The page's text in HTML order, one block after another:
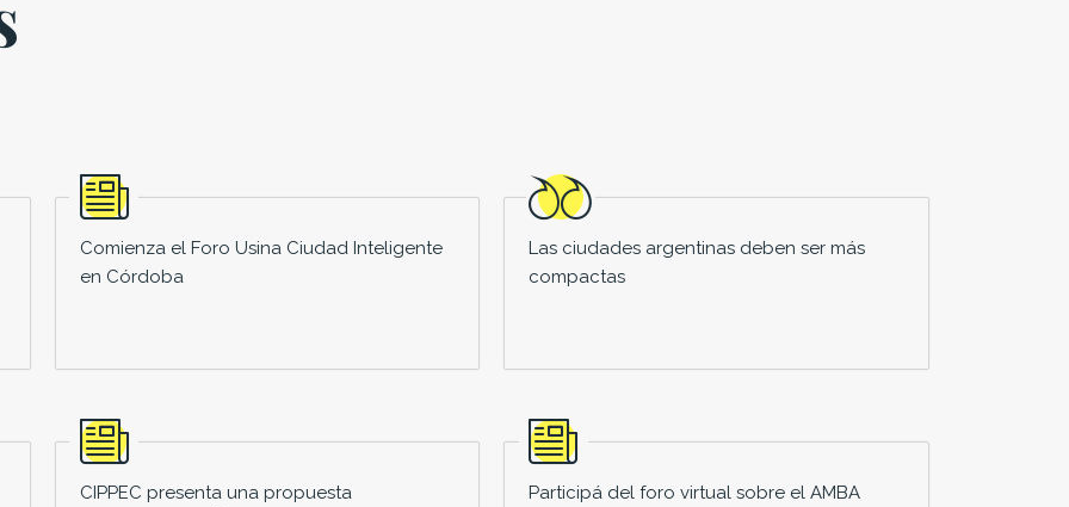
Comienza el Foro Usina Ciudad Inteligente
en Córdoba
Las ciudades argentinas deben ser más
compactas
CIPPEC presenta una propuesta
Participá del foro virtual sobre el AMBA